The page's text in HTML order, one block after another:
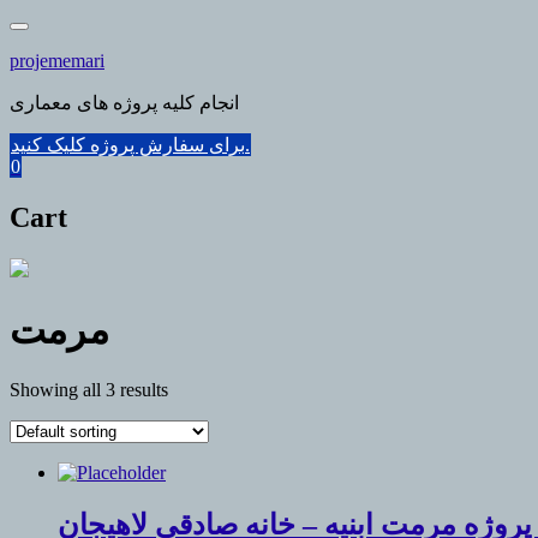
Skip
content
projememari
انجام کلیه پروژه های معماری
برای سفارش پروژه کلیک کنید.
0
Cart
مرمت
Showing all 3 results
پروژه مرمت ابنیه – خانه صادقی لاهیجان